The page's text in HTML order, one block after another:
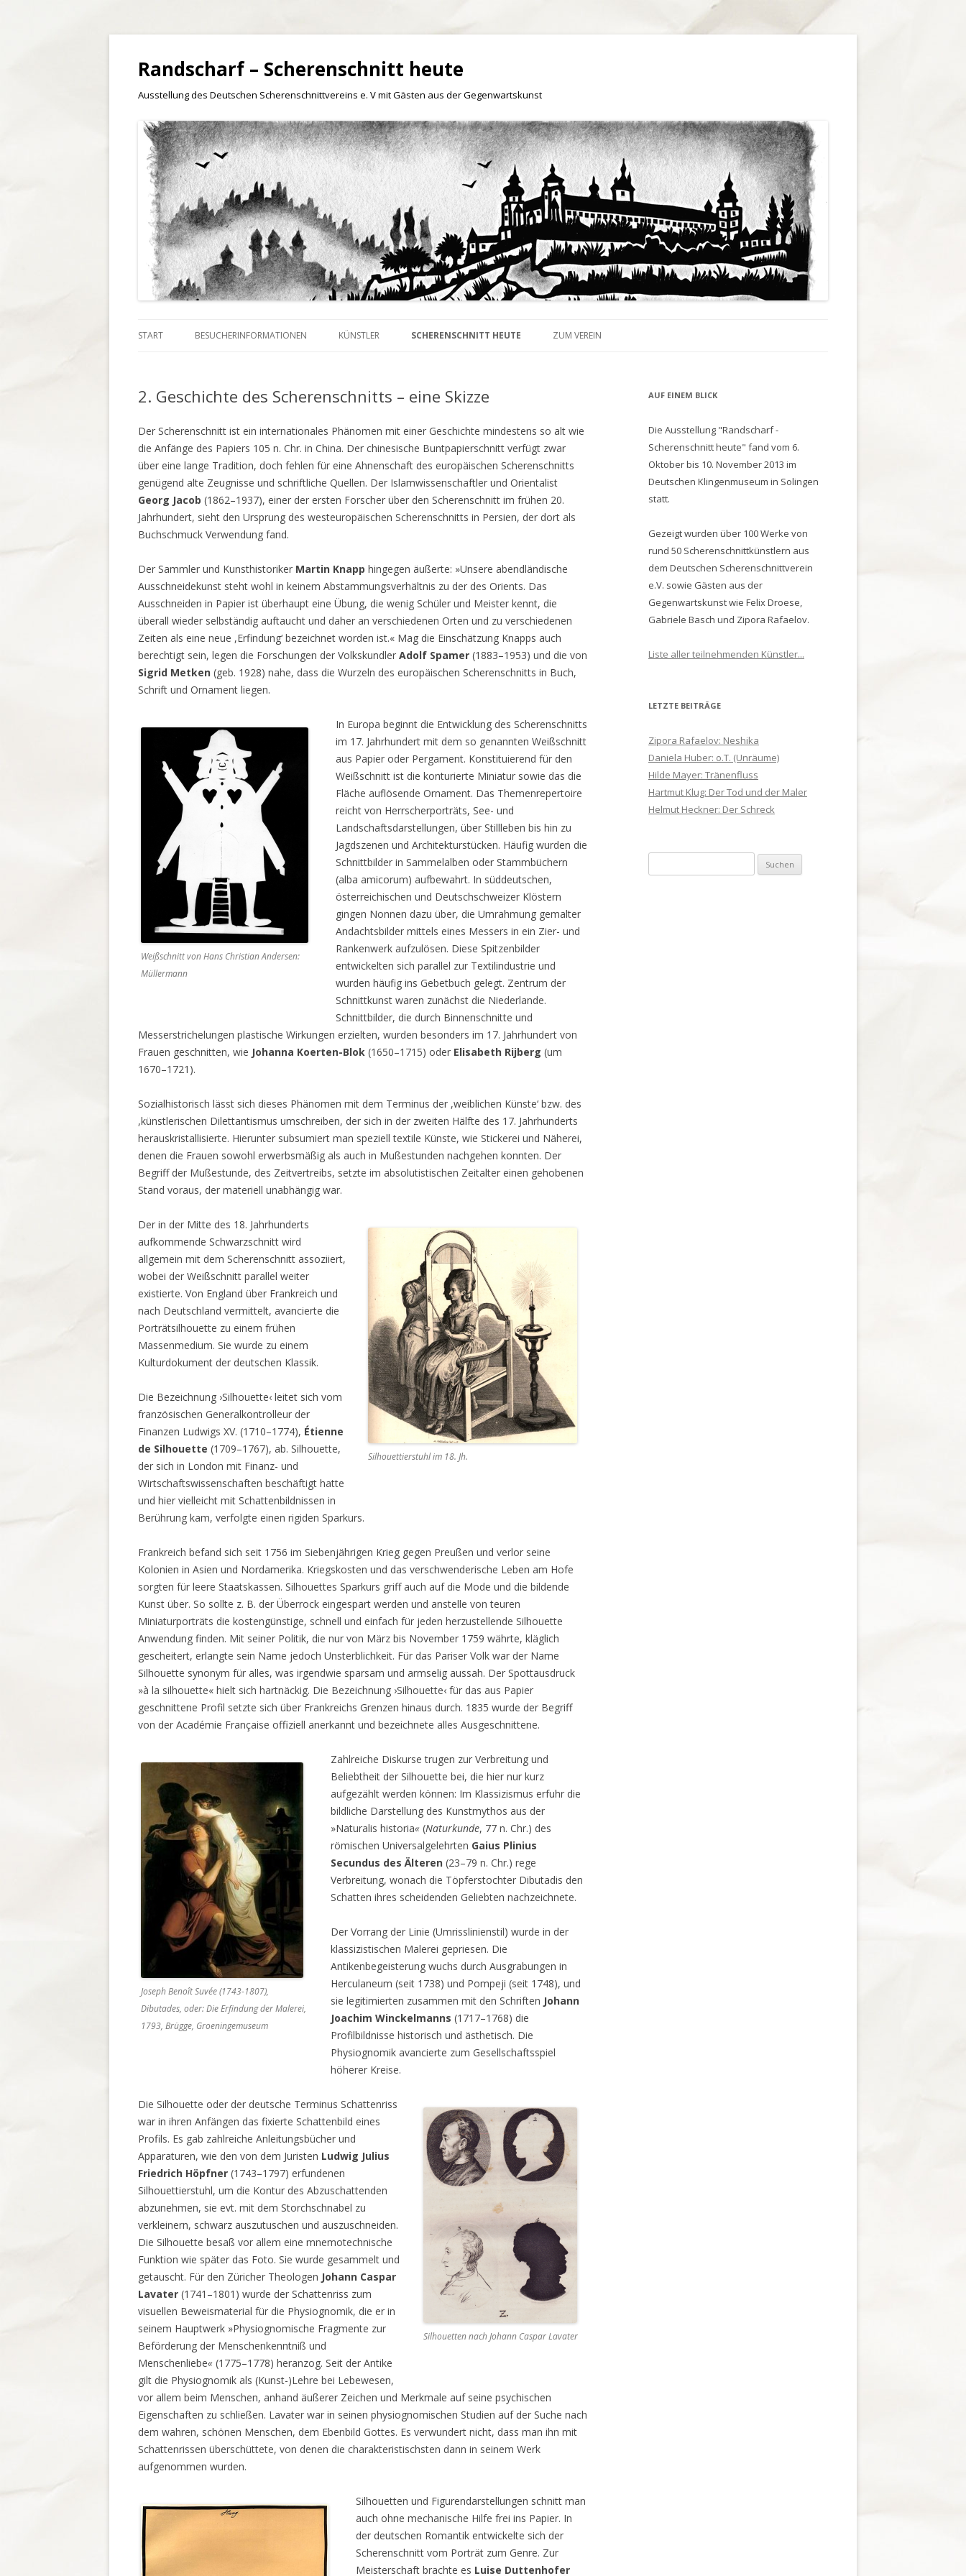
Randscharf – Scherenschnitt heute
Ausstellung des Deutschen Scherenschnittvereins e. V mit Gästen aus der Gegenwartskunst
Inhalt
START BESUCHERINFORMATIONEN
AUSSTELLUNGSKONZEPT
JURYBERICHT
KÜNSTLER
VEREIN
SCHERENSCHNITT HEUTE
2. GESCHICHTE DES
SKIZZE
3. SCHERENSCHNITT HEUTE
4. FAZIT
LITERATUR
ZUM VEREIN
2. Geschichte des Scherenschnitts – eine Skizze
Der Scherenschnitt ist ein internationales Phänomen mit einer Geschichte mindestens so alt wie
die Anfänge des Papiers 105 n. Chr. in China. Der chinesische Buntpapierschnitt verfügt zwar
über eine lange Tradition, doch fehlen für eine Ahnenschaft des europäischen Scherenschnitts
genügend alte Zeugnisse und schriftliche Quellen. Der Islamwissenschaftler und Orientalist
Georg Jacob (1862–1937), einer der ersten Forscher über den Scherenschnitt im frühen 20.
Jahrhundert, sieht den Ursprung des westeuropäischen Scherenschnitts in Persien, der dort als
Buchschmuck Verwendung fand.
Der Sammler und Kunsthistoriker Martin Knapp hingegen äußerte: »Unsere abendländische
Ausschneidekunst steht wohl in keinem Abstammungsverhältnis zu der des Orients. Das
Ausschneiden in Papier ist überhaupt eine Übung, die wenig Schüler und Meister kennt, die
überall wieder selbständig auftaucht und daher an verschiedenen Orten und zu verschiedenen
Zeiten als eine neue ,Erfindung‘ bezeichnet worden ist.« Mag die Einschätzung Knapps auch
berechtigt sein, legen die Forschungen der Volkskundler Adolf Spamer (1883–1953) und die von
Sigrid Metken (geb. 1928) nahe, dass die Wurzeln des europäischen Scherenschnitts in Buch,
Schrift und Ornament liegen.
Weißschnitt von Hans Christian Andersen:
Müllermann
In Europa beginnt die Entwicklung des Scherenschnitts
im 17. Jahrhundert mit dem so genannten Weißschnitt
aus Papier oder Pergament. Konstituierend für den
Weißschnitt ist die konturierte Miniatur sowie das die
Fläche auflösende Ornament. Das Themenrepertoire
reicht von Herrscherporträts, See- und
Landschaftsdarstellungen, über Stillleben bis hin zu
Jagdszenen und Architekturstücken. Häufig wurden die
Schnittbilder in Sammelalben oder Stammbüchern
(alba amicorum) aufbewahrt. In süddeutschen,
österreichischen und Deutschschweizer Klöstern
gingen Nonnen dazu über, die Umrahmung gemalter
Andachtsbilder mittels eines Messers in ein Zier- und
Rankenwerk aufzulösen. Diese Spitzenbilder
entwickelten sich parallel zur Textilindustrie und
wurden häufig ins Gebetbuch gelegt. Zentrum der
Schnittkunst waren zunächst die Niederlande.
Schnittbilder, die durch Binnenschnitte und
Messerstrichelungen plastische Wirkungen erzielten, wurden besonders im 17. Jahrhundert von
Frauen geschnitten, wie Johanna Koerten-Blok (1650–1715) oder Elisabeth Rijberg (um
1670–1721).
Sozialhistorisch lässt sich dieses Phänomen mit dem Terminus der ,weiblichen Künste‘ bzw. des
,künstlerischen Dilettantismus umschreiben, der sich in der zweiten Hälfte des 17. Jahrhunderts
herauskristallisierte. Hierunter subsumiert man speziell textile Künste, wie Stickerei und Näherei,
denen die Frauen sowohl erwerbsmäßig als auch in Mußestunden nachgehen konnten. Der
Begriff der Mußestunde, des Zeitvertreibs, setzte im absolutistischen Zeitalter einen gehobenen
Stand voraus, der materiell unabhängig war.
Silhouettierstuhl im 18. Jh.
Der in der Mitte des 18. Jahrhunderts
aufkommende Schwarzschnitt wird
allgemein mit dem Scherenschnitt assoziiert,
wobei der Weißschnitt parallel weiter
existierte. Von England über Frankreich und
nach Deutschland vermittelt, avancierte die
Porträtsilhouette zu einem frühen
Massenmedium. Sie wurde zu einem
Kulturdokument der deutschen Klassik.
Die Bezeichnung ›Silhouette‹ leitet sich vom
französischen Generalkontrolleur der
Finanzen Ludwigs XV. (1710–1774), Étienne
de Silhouette (1709–1767), ab. Silhouette,
der sich in London mit Finanz- und
Wirtschaftswissenschaften beschäftigt hatte
und hier vielleicht mit Schattenbildnissen in
Berührung kam, verfolgte einen rigiden Sparkurs.
Frankreich befand sich seit 1756 im Siebenjährigen Krieg gegen Preußen und verlor seine
Kolonien in Asien und Nordamerika. Kriegskosten und das verschwenderische Leben am Hofe
sorgten für leere Staatskassen. Silhouettes Sparkurs griff auch auf die Mode und die bildende
Kunst über. So sollte z. B. der Überrock eingespart werden und anstelle von teuren
Miniaturporträts die kostengünstige, schnell und einfach für jeden herzustellende Silhouette
Anwendung finden. Mit seiner Politik, die nur von März bis November 1759 währte, kläglich
gescheitert, erlangte sein Name jedoch Unsterblichkeit. Für das Pariser Volk war der Name
Silhouette synonym für alles, was irgendwie sparsam und armselig aussah. Der Spottausdruck
»à la silhouette« hielt sich hartnäckig. Die Bezeichnung ›Silhouette‹ für das aus Papier
geschnittene Profil setzte sich über Frankreichs Grenzen hinaus durch. 1835 wurde der Begriff
von der Académie Française offiziell anerkannt und bezeichnete alles Ausgeschnittene.
Joseph Benoît Suvée (1743-1807),
Dibutades, oder: Die Erfindung der Malerei,
1793, Brügge, Groeningemuseum
Zahlreiche Diskurse trugen zur Verbreitung und
Beliebtheit der Silhouette bei, die hier nur kurz
aufgezählt werden können: Im Klassizismus erfuhr die
bildliche Darstellung des Kunstmythos aus der
»Naturalis historia« (Naturkunde, 77 n. Chr.) des
römischen Universalgelehrten Gaius Plinius
Secundus des Älteren (23–79 n. Chr.) rege
Verbreitung, wonach die Töpferstochter Dibutadis den
Schatten ihres scheidenden Geliebten nachzeichnete.
Der Vorrang der Linie (Umrisslinienstil) wurde in der
klassizistischen Malerei gepriesen. Die
Antikenbegeisterung wuchs durch Ausgrabungen in
Herculaneum (seit 1738) und Pompeji (seit 1748), und
sie legitimierten zusammen mit den Schriften Johann
Joachim Winckelmanns (1717–1768) die
Profilbildnisse historisch und ästhetisch. Die
Physiognomik avancierte zum Gesellschaftsspiel
höherer Kreise.
Silhouetten nach Johann Caspar Lavater
Die Silhouette oder der deutsche Terminus Schattenriss
war in ihren Anfängen das fixierte Schattenbild eines
Profils. Es gab zahlreiche Anleitungsbücher und
Apparaturen, wie den von dem Juristen Ludwig Julius
Friedrich Höpfner (1743–1797) erfundenen
Silhouettierstuhl, um die Kontur des Abzuschattenden
abzunehmen, sie evt. mit dem Storchschnabel zu
verkleinern, schwarz auszutuschen und auszuschneiden.
Die Silhouette besaß vor allem eine mnemotechnische
Funktion wie später das Foto. Sie wurde gesammelt und
getauscht. Für den Züricher Theologen Johann Caspar
Lavater (1741–1801) wurde der Schattenriss zum
visuellen Beweismaterial für die Physiognomik, die er in
seinem Hauptwerk »Physiognomische Fragmente zur
Beförderung der Menschenkenntniß und
Menschenliebe« (1775–1778) heranzog. Seit der Antike
gilt die Physiognomik als (Kunst-)Lehre bei Lebewesen,
vor allem beim Menschen, anhand äußerer Zeichen und Merkmale auf seine psychischen
Eigenschaften zu schließen. Lavater war in seinen physiognomischen Studien auf der Suche nach
dem wahren, schönen Menschen, dem Ebenbild Gottes. Es verwundert nicht, dass man ihn mit
Schattenrissen überschüttete, von denen die charakteristischsten dann in seinem Werk
aufgenommen wurden.
Silhouetten und Figurendarstellungen schnitt man
auch ohne mechanische Hilfe frei ins Papier. In
der deutschen Romantik entwickelte sich der
Scherenschnitt vom Porträt zum Genre. Zur
Meisterschaft brachte es Luise Duttenhofer
AUF EINEM BLICK
Die Ausstellung "Randscharf -
Scherenschnitt heute" fand vom 6.
Oktober bis 10. November 2013 im
Deutschen Klingenmuseum in Solingen
statt.
Gezeigt wurden über 100 Werke von
rund 50 Scherenschnittkünstlern aus
dem Deutschen Scherenschnittverein
e.V. sowie Gästen aus der
Gegenwartskunst wie Felix Droese,
Gabriele Basch und Zipora Rafaelov.
Liste aller teilnehmenden Künstler...
LETZTE BEITRÄGE
Zipora Rafaelov: Neshika
Daniela Huber: o.T. (Unräume)
Hilde Mayer: Tränenfluss
Hartmut Klug: Der Tod und der Maler
Helmut Heckner: Der Schreck
nach: